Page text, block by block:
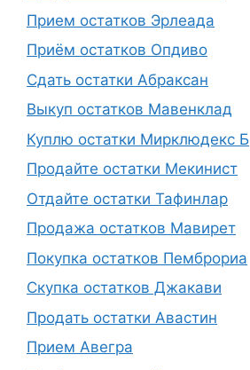
Прием остатков Эрлеада
Приём остатков Опдиво
Сдать остатки Абраксан
Выкуп остатков Мавенклад
Куплю остатки Мирклюдекс Б
Продайте остатки Мекинист
Отдайте остатки Тафинлар
Продажа остатков Мавирет
Покупка остатков Пемброриа
Скупка остатков Джакави
Продать остатки Авастин
Прием Авегра